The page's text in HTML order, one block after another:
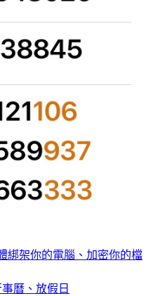
綁架你的電腦、加密你的檔
曆、放假日